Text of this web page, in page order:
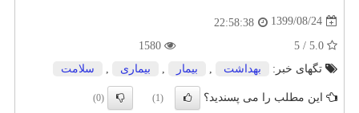
1399/08/24
22:58:38
تگهای خبر:
بهداشت بیمار بیماری سلامت
این مطلب را می پسندید؟ (1)
(0)